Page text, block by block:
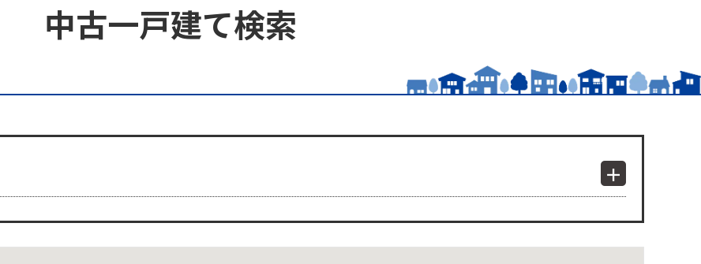
中古一戸建て検索